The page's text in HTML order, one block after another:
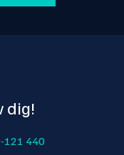
dig!
121 440